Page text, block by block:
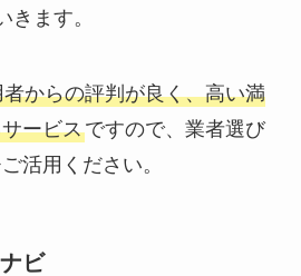
きます。
からの評判が良く、高い満
ービスですので、業者選び
活用ください。
ビ